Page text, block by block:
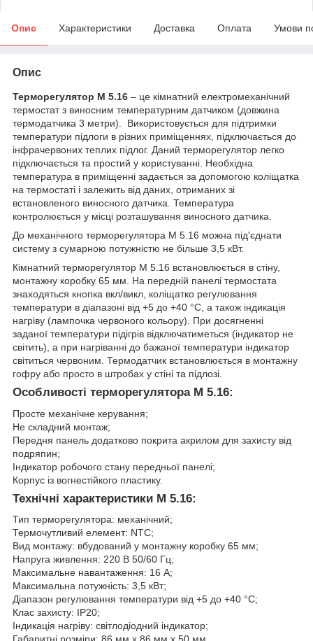
Опис Характеристики Доставка Оплата Умови
Опис
Терморегулятор M 5.16 – це кімнатний електромеханічний
термостат з виносним температурним датчиком (довжина
термодатчика 3 метри). Використовується для підтримки
температури підлоги в різних приміщеннях, підключається до
інфрачервоних теплих підлог. Даний терморегулятор легко
підключається та простий у користуванні. Необхідна
температура в приміщенні задається за допомогою коліщатка
на термостаті і залежить від даних, отриманих зі
встановленого виносного датчика. Температура
контролюється у місці розташування виносного датчика.
До механічного терморегулятора M 5.16 можна під'єднати
систему з сумарною потужністю не більше 3,5 кВт.
Кімнатний терморегулятор M 5.16 встановлюється в стіну,
монтажну коробку 65 мм. На передній панелі термостата
знаходяться кнопка вкл/викл, коліщатко регулювання
температури в діапазоні від +5 до +40 °С, а також індикація
нагріву (лампочка червоного кольору). При досягненні
заданої температури підігрів відключатиметься (індикатор не
світить), а при нагріванні до бажаної температури індикатор
світиться червоним. Термодатчик встановлюється в монтажну
гофру або просто в штробах у стіні та підлозі.
Особливості терморегулятора M 5.16:
Просте механічне керування;
Не складний монтаж;
Передня панель додатково покрита акрилом для захисту від
подряпин;
Індикатор робочого стану передньої панелі;
Корпус із вогнестійкого пластику.
Технічні характеристики M 5.16:
Тип терморегулятора: механічний;
Термочутливий елемент: NTC;
Вид монтажу: вбудований у монтажну коробку 65 мм;
Напруга живлення: 220 В 50/60 Гц;
Максимальне навантаження: 16 А;
Максимальна потужність: 3,5 кВт;
Діапазон регулювання температури від +5 до +40 °C;
Клас захисту: IP20;
Індикація нагріву: світлодіодний індикатор;